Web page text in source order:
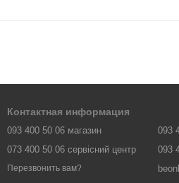
Контактная информация
093 400 50 06 магазин
073 400 50 06 сервісний центр
Перезвонить вам?
093
093